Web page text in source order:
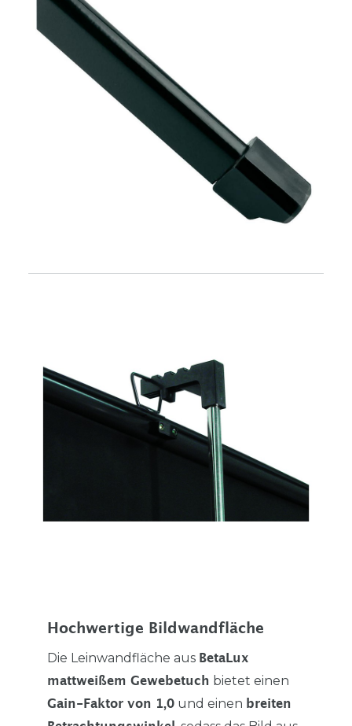
Hochwertige Bildwandfläche
Die Leinwandfläche aus BetaLux
mattweißem Gewebetuch bietet einen
Gain-Faktor von 1,0 und einen breiten